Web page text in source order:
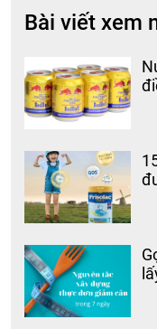
Bài viết xem